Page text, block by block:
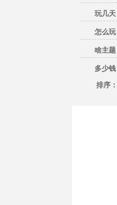
玩几天
怎么玩
啥主题
多少钱
排序：